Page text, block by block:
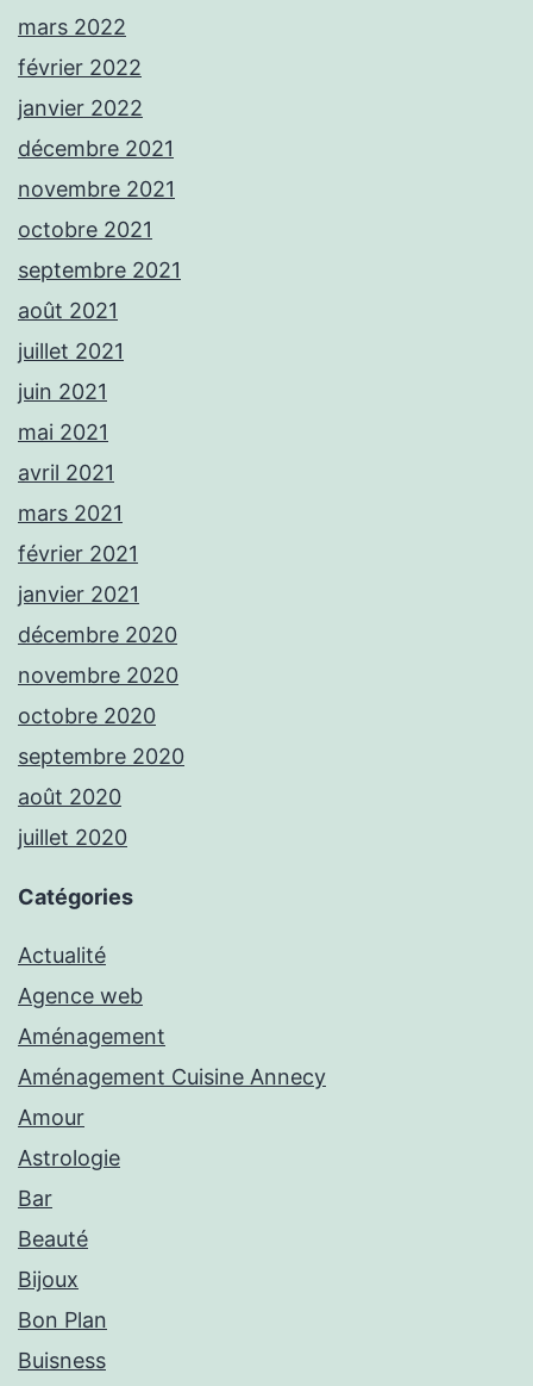
mars 2022
février 2022
janvier 2022
décembre 2021
novembre 2021
octobre 2021
septembre 2021
août 2021
juillet 2021
juin 2021
mai 2021
avril 2021
mars 2021
février 2021
janvier 2021
décembre 2020
novembre 2020
octobre 2020
septembre 2020
août 2020
juillet 2020
Catégories
Actualité
Agence web
Aménagement
Aménagement Cuisine Annecy
Amour
Astrologie
Bar
Beauté
Bijoux
Bon Plan
Buisness